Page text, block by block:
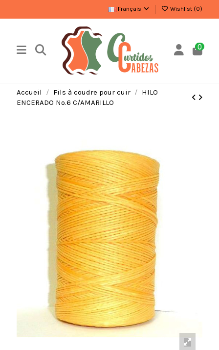
Français Wishlist (0)
0
Accueil Fils à coudre pour cuir
HILO
ENCERADO Nº.6 C/AMARILLO